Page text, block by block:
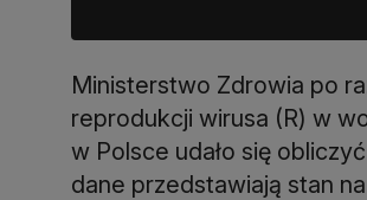
Ministerstwo Zdrowia po
reprodukcji wirusa (R) w
w Polsce udało się
dane przedstawiają stan na